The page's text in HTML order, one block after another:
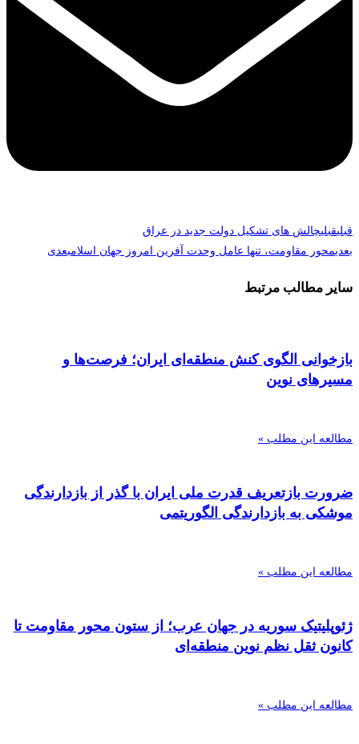
قبلیقبلیچالش­ های تشکیل دولت جدید در عراق
بعدیمحور مقاومت، تنها عامل وحدت آفرین امروز جهان اسلامبعدی
سایر مطالب مرتبط
بازخوانی الگوی کنش منطقه‌ای ایران؛ فرصت‌ها و
مسیرهای نوین
مطالعه این مطلب »
ضرورت بازتعریف قدرت ملی ایران با گذر از بازدارندگی
موشکی به بازدارندگی الگوریتمی
مطالعه این مطلب »
ژئوپلیتیک سوریه در جهان عرب؛ از ستون محور مقاومت تا
کانون ثقل نظم نوین منطقه‌ای
مطالعه این مطلب »